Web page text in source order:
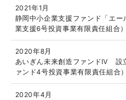
2021年1月
静岡中小企業支援ファンド「エ
業支援6号投資事業有限責任組合）
2020年8月
あいぎん未来創造ファンドⅣ 設
ァンド4号投資事業有限責任組合）
2020年4月